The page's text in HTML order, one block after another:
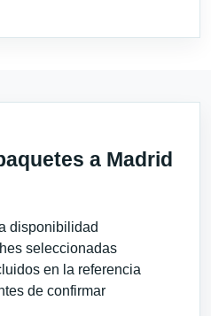
a Madrid
disponibilidad
seleccionadas
en la referencia
de confirmar